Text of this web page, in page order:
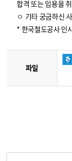
합격 또는 임용을
ㅇ 기타 궁금하신
* 한국철도공사
파일